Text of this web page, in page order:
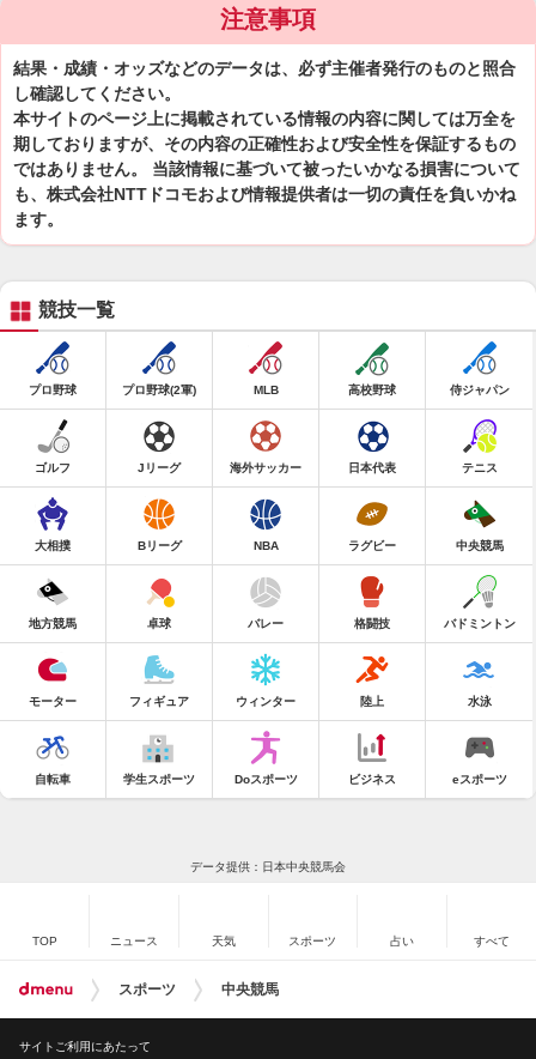
注意事項
結果・成績・オッズなどのデータは、必ず主催者発行のものと照合
し確認してください。
本サイトのページ上に掲載されている情報の内容に関しては万全を
期しておりますが、その内容の正確性および安全性を保証するもの
ではありません。 当該情報に基づいて被ったいかなる損害について
も、株式会社NTTドコモおよび情報提供者は一切の責任を負いかね
ます。
競技一覧
プロ野球 プロ野球(2軍) MLB 高校野球 侍ジャパン
ゴルフ Jリーグ 海外サッカー 日本代表 テニス
大相撲 Bリーグ NBA ラグビー 中央競馬
地方競馬 卓球 バレー 格闘技 バドミントン
モーター フィギュア ウィンター 陸上 水泳
自転車 学生スポーツ Doスポーツ ビジネス eスポーツ
データ提供：日本中央競馬会
TOP ニュース 天気 スポーツ 占い すべて
スポーツ 中央競馬
サイトご利用にあたって